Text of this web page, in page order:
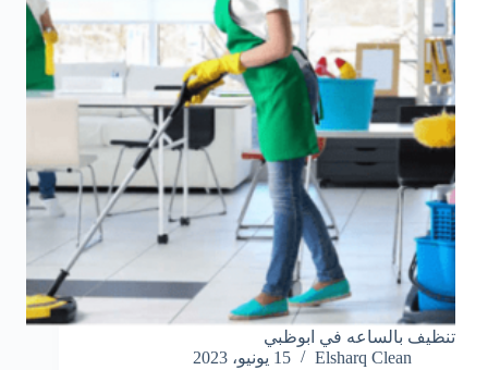
تنظيف بالساعه في ابوظبي
Elsharq Clean
15 يونيو، 2023